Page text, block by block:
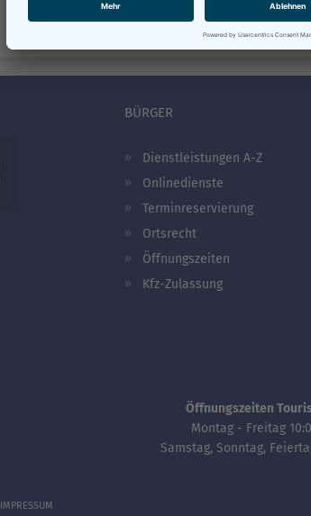
BÜRGER
Dienstleistungen A-Z
Onlinedienste
Terminreservierung
Ortsrecht
Öffnungszeiten
Kfz-Zulassung
Öffnungszeiten
Montag - Freitag
Samstag, Sonntag,
IMPRESSUM